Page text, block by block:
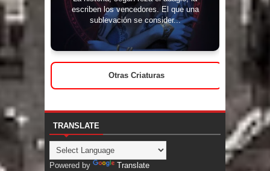
escriben los vencedores. El que una
sublevación se consider...
Otras Criaturas
TRANSLATE
Powered by Translate